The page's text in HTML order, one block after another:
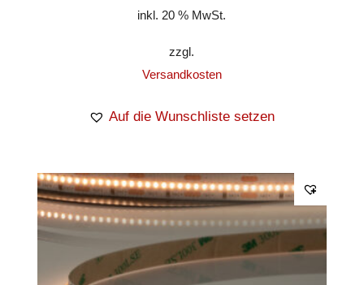
inkl. 20 % MwSt.
zzgl.
Versandkosten
Auf die Wunschliste setzen